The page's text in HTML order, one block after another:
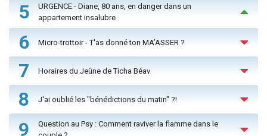
5
URGENCE - Diane, 80 ans, en danger dans un
appartement insalubre
6 Micro-trottoir - T'as donné ton MA’ASSER ?
7 Horaires du Jeûne de Ticha Béav
8 J'ai oublié les "bénédictions du matin" ?!
9
Question au Psy : Comment raviver la flamme dans le